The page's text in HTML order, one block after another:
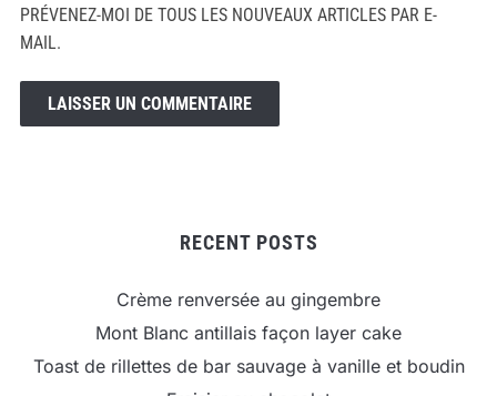
PRÉVENEZ-MOI DE TOUS LES NOUVEAUX ARTICLES PAR E-
MAIL.
RECENT POSTS
Crème renversée au gingembre
Mont Blanc antillais façon layer cake
Toast de rillettes de bar sauvage à vanille et boudin